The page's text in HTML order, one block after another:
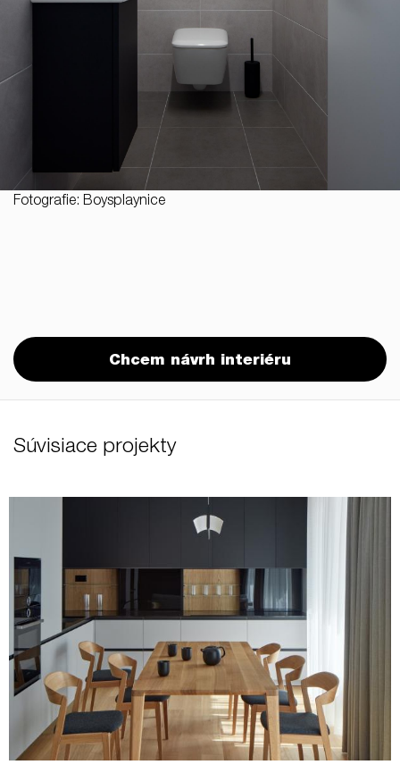
Fotografie: Boysplaynice
Chcem návrh interiéru
Súvisiace projekty